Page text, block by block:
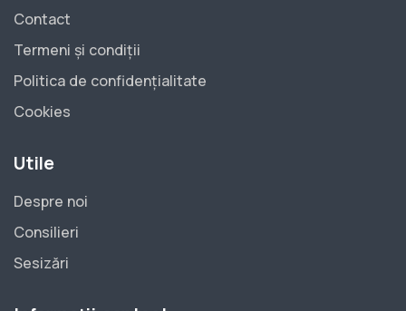
Contact
Termeni și condiții
Politica de confidențialitate
Cookies
Utile
Despre noi
Consilieri
Sesizări